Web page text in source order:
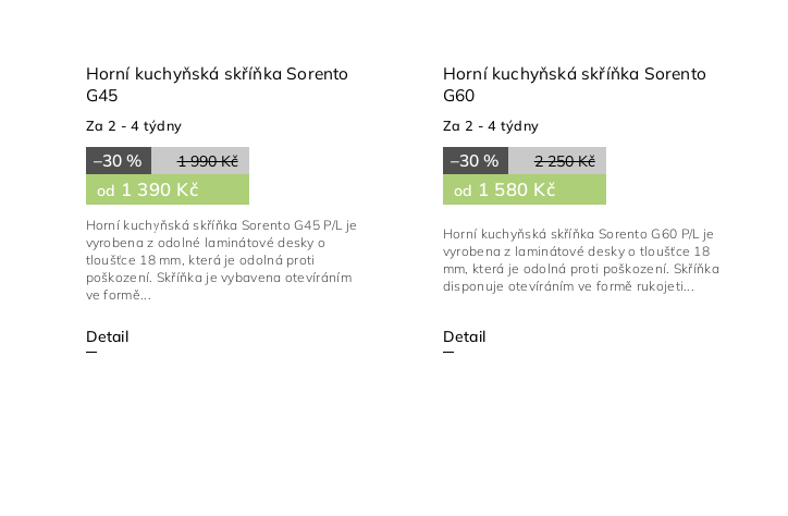
Horní kuchyňská skříňka Sorento
G45
Za 2 - 4 týdny
1 990 Kč
–30 %
od 1 390 Kč
Detail
Horní kuchyňská skříňka Sorento G45 P/L je
vyrobena z odolné laminátové desky o
tloušťce 18 mm, která je odolná proti
poškození. Skříňka je vybavena otevíráním
ve formě...
Horní kuchyňská skříňka Sorento
G60
Za 2 - 4 týdny
2 250 Kč
–30 %
od 1 580 Kč
Detail
Horní kuchyňská skříňka Sorento G60 P/L je
vyrobena z laminátové desky o tloušťce 18
mm, která je odolná proti poškození. Skříňka
disponuje otevíráním ve formě rukojeti...